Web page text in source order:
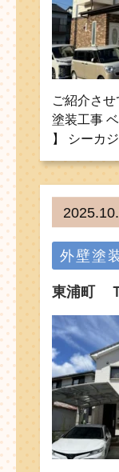
ご紹介さ
塗装工事
】 シーカ
外壁塗
東浦町 Ｔ